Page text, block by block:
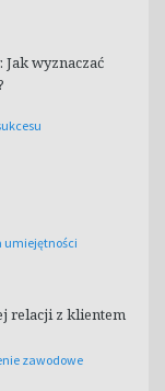
wyznaczać
umiejętności
relacji z klientem
zawodowe